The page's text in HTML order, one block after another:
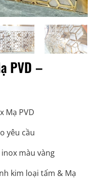
PVD –
Mạ PVD
yêu cầu
inox màu vàng
kim loại tấm & Mạ